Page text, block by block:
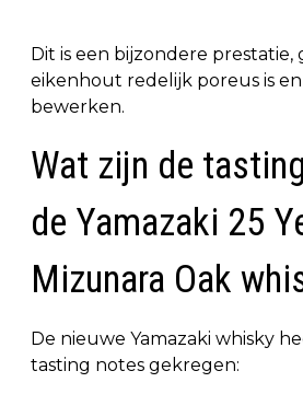
Dit is een bijzondere prestatie,
eikenhout redelijk poreus is
bewerken.
Wat zijn de
de Yamazaki 25
Mizunara Oak
De nieuwe Yamazaki whisky
tasting notes gekregen: